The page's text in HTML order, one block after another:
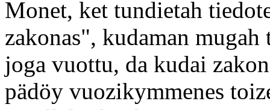
Monet, ket tundietah
zakonas", kudaman
joga vuottu, da kudai
pädöy vuozikymmenes